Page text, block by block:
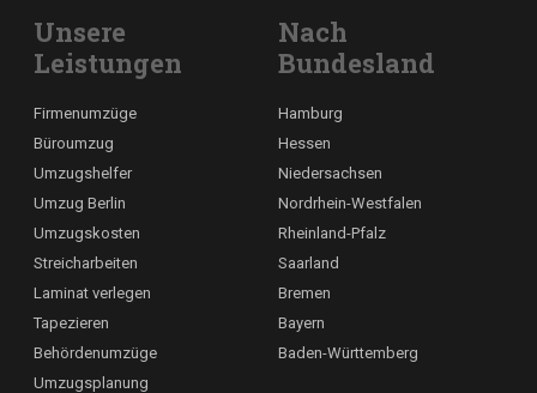
Unsere
Leistungen
Firmenumzüge
Büroumzug
Umzugshelfer
Umzug Berlin
Umzugskosten
Streicharbeiten
Laminat verlegen
Tapezieren
Behördenumzüge
Umzugsplanung
Nach
Bundesland
Hamburg
Hessen
Niedersachsen
Nordrhein-Westfalen
Rheinland-Pfalz
Saarland
Bremen
Bayern
Baden-Württemberg